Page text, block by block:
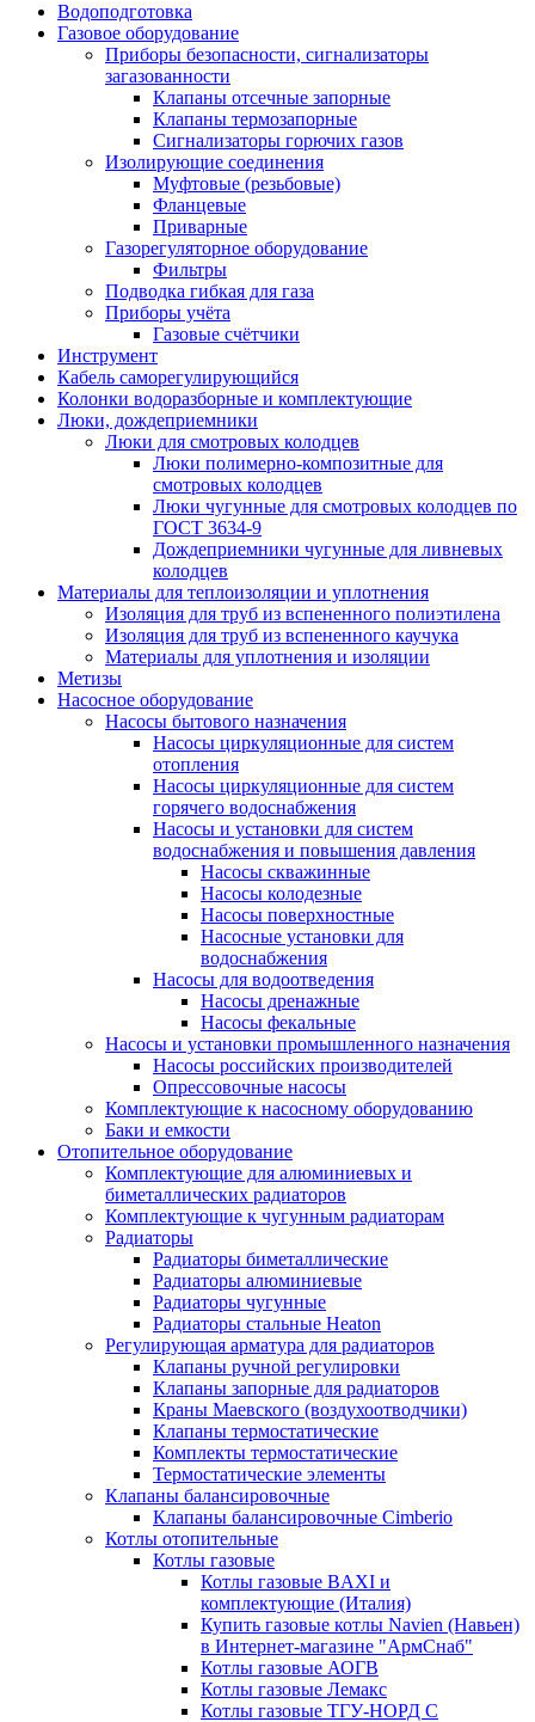
Водоподготовка
Газовое оборудование
Приборы безопасности, сигнализаторы
загазованности
Клапаны отсечные запорные
Клапаны термозапорные
Сигнализаторы горючих газов
Изолирующие соединения
Муфтовые (резьбовые)
Фланцевые
Приварные
Газорегуляторное оборудование
Фильтры
Подводка гибкая для газа
Приборы учёта
Газовые счётчики
Инструмент
Кабель саморегулирующийся
Колонки водоразборные и комплектующие
Люки, дождеприемники
Люки для смотровых колодцев
Люки полимерно-композитные для
смотровых колодцев
Люки чугунные для смотровых колодцев по
ГОСТ 3634-9
Дождеприемники чугунные для ливневых
колодцев
Материалы для теплоизоляции и уплотнения
Изоляция для труб из вспененного полиэтилена
Изоляция для труб из вспененного каучука
Материалы для уплотнения и изоляции
Метизы
Насосное оборудование
Насосы бытового назначения
Насосы циркуляционные для систем
отопления
Насосы циркуляционные для систем
горячего водоснабжения
Насосы и установки для систем
водоснабжения и повышения давления
Насосы скважинные
Насосы колодезные
Насосы поверхностные
Насосные установки для
водоснабжения
Насосы для водоотведения
Насосы дренажные
Насосы фекальные
Насосы и установки промышленного назначения
Насосы российских производителей
Опрессовочные насосы
Комплектующие к насосному оборудованию
Баки и емкости
Отопительное оборудование
Комплектующие для алюминиевых и
биметаллических радиаторов
Комплектующие к чугунным радиаторам
Радиаторы
Радиаторы биметаллические
Радиаторы алюминиевые
Радиаторы чугунные
Радиаторы стальные Heaton
Регулирующая арматура для радиаторов
Клапаны ручной регулировки
Клапаны запорные для радиаторов
Краны Маевского (воздухоотводчики)
Клапаны термостатические
Комплекты термостатические
Термостатические элементы
Клапаны балансировочные
Клапаны балансировочные Cimberio
Котлы отопительные
Котлы газовые
Котлы газовые BAXI и
комплектующие (Италия)
Купить газовые котлы Navien (Навьен)
в Интернет-магазине "АрмСнаб"
Котлы газовые АОГВ
Котлы газовые Лемакс
Котлы газовые ТГУ-НОРД С